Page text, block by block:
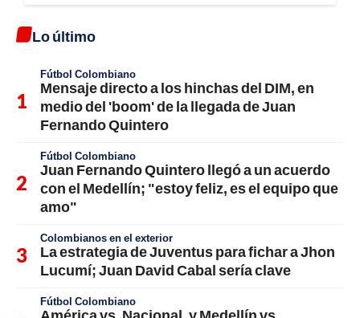
Lo último
Fútbol Colombiano
Mensaje directo a los hinchas del DIM, en
medio del 'boom' de la llegada de Juan
Fernando Quintero
Fútbol Colombiano
Juan Fernando Quintero llegó a un acuerdo
con el Medellín; "estoy feliz, es el equipo que
amo"
Colombianos en el exterior
La estrategia de Juventus para fichar a Jhon
Lucumí; Juan David Cabal sería clave
Fútbol Colombiano